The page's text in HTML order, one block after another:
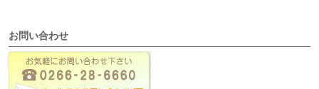
お問い合わせ